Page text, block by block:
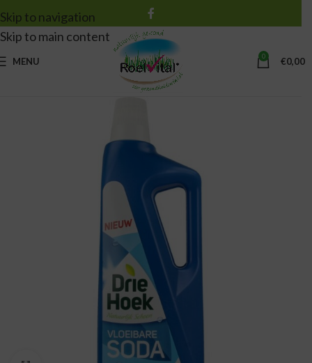
Skip to navigation
Skip to main content
MENU 0 €0,00